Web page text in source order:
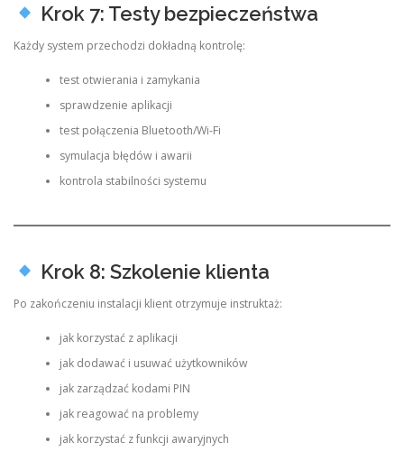
Krok 7: Testy bezpieczeństwa
Każdy system przechodzi dokładną kontrolę:
test otwierania i zamykania
sprawdzenie aplikacji
test połączenia Bluetooth/Wi-Fi
symulacja błędów i awarii
kontrola stabilności systemu
Krok 8: Szkolenie klienta
Po zakończeniu instalacji klient otrzymuje instruktaż:
jak korzystać z aplikacji
jak dodawać i usuwać użytkowników
jak zarządzać kodami PIN
jak reagować na problemy
jak korzystać z funkcji awaryjnych